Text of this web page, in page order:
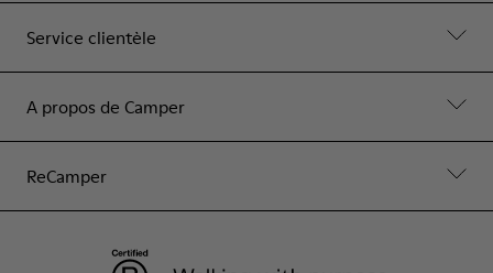
Service clientèle
A propos de Camper
ReCamper